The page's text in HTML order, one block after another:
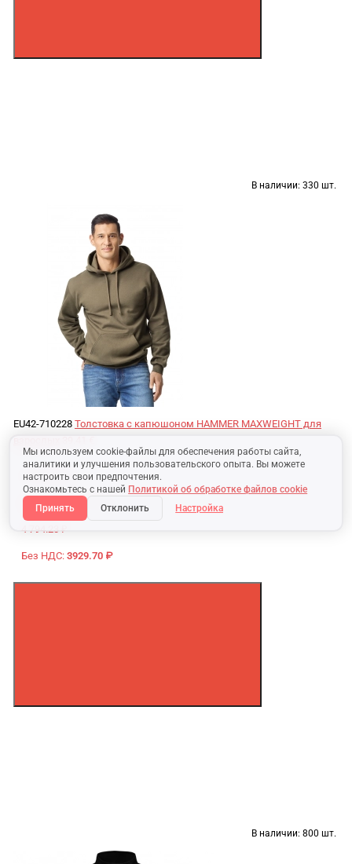
Мы используем cookie-файлы для обеспечения работы сайта,
аналитики и улучшения пользовательского опыта. Вы можете
настроить свои предпочтения.
Ознакомьтесь с нашей Политикой об обработке файлов cookie
Принять
Отклонить Настройка
В наличии: 330 шт.
EU42-710228 Толстовка с капюшоном HAMMER MAXWEIGHT для
159.70 BYN
Без НДС: 133.08 BYN
4 794.23 ₽
Без НДС: 3929.70 ₽
В наличии: 800 шт.